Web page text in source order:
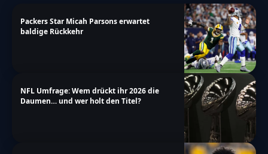
Packers Star Micah Parsons erwartet
baldige Rückkehr
NFL Umfrage: Wem drückt ihr 2026 die
Daumen… und wer holt den Titel?